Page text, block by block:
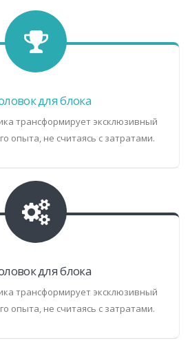
для блока
трансформирует эксклюзивный
опыта, не считаясь с затратами.
для блока
трансформирует эксклюзивный
опыта, не считаясь с затратами.